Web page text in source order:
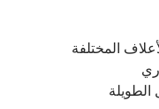
المختلفة